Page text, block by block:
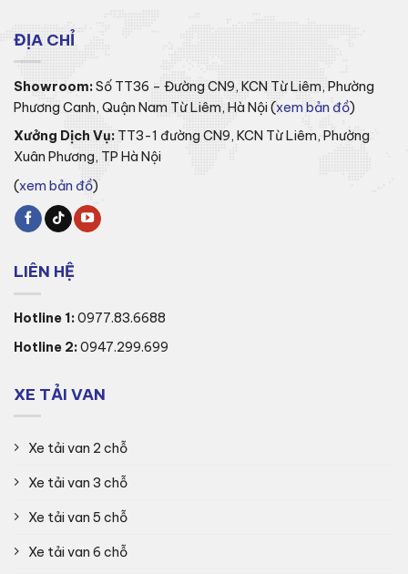
ĐỊA CHỈ
Showroom:Số TT36 – Đường CN9, KCN Từ Liêm, Phường
Phương Canh, Quận Nam Từ Liêm, Hà Nội (xem bản đồ)
Xưởng Dịch Vụ: TT3-1 đường CN9, KCN Từ Liêm, Phường
Xuân Phương, TP Hà Nội
(xem bản đồ)
LIÊN HỆ
Hotline 1:0977.83.6688
Hotline 2:0947.299.699
XE TẢI VAN
Xe tải van 2 chỗ
Xe tải van 3 chỗ
Xe tải van 5 chỗ
Xe tải van 6 chỗ